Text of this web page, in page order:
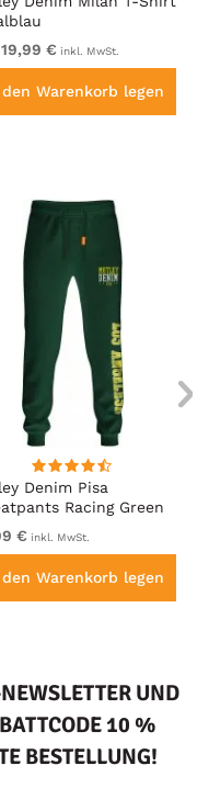
€ inkl. MwSt.
Warenkorb legen
Denim Pisa
Racing Green
€ inkl. MwSt.
Warenkorb legen
UND
10 %
BESTELLUNG!